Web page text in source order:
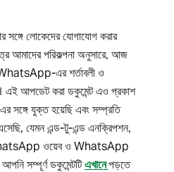
সঙ্গে লোকেদের যোগাযোগ করার
আমাদের পরিকল্পনা অনুসারে, আজ
এর শর্তাবলী ও
এই আপডেট করা ডকুমেন্ট এও প্রকাশ
যুক্ত হয়েছি এবং সম্প্রতি
যেমন এন্ড-টু-এন্ড এনক্রিপশন,
ওয়েব ও WhatsApp
সম্পূর্ণ ডকুমেন্টটিএখানেপড়তে